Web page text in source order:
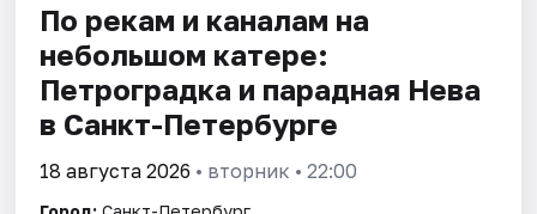
Города
Площадки
Артисты
Рейтинги
По рекам и каналам на
небольшом катере:
Петроградка и парадная Нева
в Санкт-Петербурге
18 августа 2026 • вторник • 22:00